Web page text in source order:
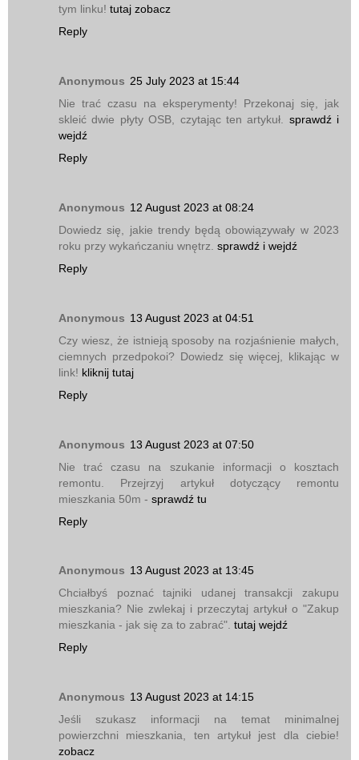
tym linku! tutaj zobacz
Reply
Anonymous 25 July 2023 at 15:44
Nie trać czasu na eksperymenty! Przekonaj się, jak
skleić dwie płyty OSB, czytając ten artykuł. sprawdź i
wejdź
Reply
Anonymous 12 August 2023 at 08:24
Dowiedz się, jakie trendy będą obowiązywały w 2023
roku przy wykańczaniu wnętrz. sprawdź i wejdź
Reply
Anonymous 13 August 2023 at 04:51
Czy wiesz, że istnieją sposoby na rozjaśnienie małych,
ciemnych przedpokoi? Dowiedz się więcej, klikając w
link! kliknij tutaj
Reply
Anonymous 13 August 2023 at 07:50
Nie trać czasu na szukanie informacji o kosztach
remontu. Przejrzyj artykuł dotyczący remontu
mieszkania 50m - sprawdź tu
Reply
Anonymous 13 August 2023 at 13:45
Chciałbyś poznać tajniki udanej transakcji zakupu
mieszkania? Nie zwlekaj i przeczytaj artykuł o "Zakup
mieszkania - jak się za to zabrać". tutaj wejdź
Reply
Anonymous 13 August 2023 at 14:15
Jeśli szukasz informacji na temat minimalnej
powierzchni mieszkania, ten artykuł jest dla ciebie!
zobacz